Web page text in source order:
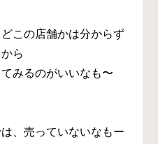
この店舗かは分からず
ら
みるのがいいなも〜
、売っていないなもー